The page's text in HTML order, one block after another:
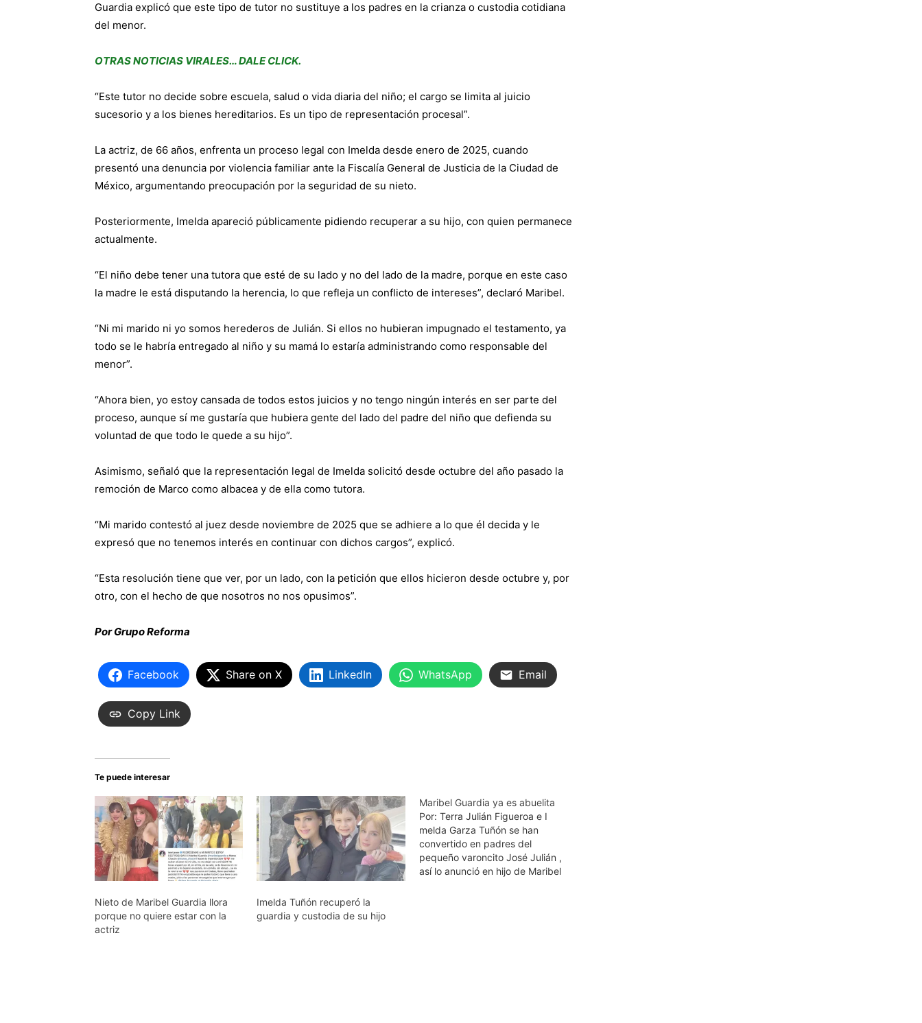
Guardia explicó que este tipo de tutor no sustituye a los padres en la crianza o custodia cotidiana
del menor.
OTRAS NOTICIAS VIRALES… DALE CLICK.
“Este tutor no decide sobre escuela, salud o vida diaria del niño; el cargo se limita al juicio
sucesorio y a los bienes hereditarios. Es un tipo de representación procesal”.
La actriz, de 66 años, enfrenta un proceso legal con Imelda desde enero de 2025, cuando
presentó una denuncia por violencia familiar ante la Fiscalía General de Justicia de la Ciudad de
México, argumentando preocupación por la seguridad de su nieto.
Posteriormente, Imelda apareció públicamente pidiendo recuperar a su hijo, con quien permanece
actualmente.
“El niño debe tener una tutora que esté de su lado y no del lado de la madre, porque en este caso
la madre le está disputando la herencia, lo que refleja un conflicto de intereses”, declaró Maribel.
“Ni mi marido ni yo somos herederos de Julián. Si ellos no hubieran impugnado el testamento, ya
todo se le habría entregado al niño y su mamá lo estaría administrando como responsable del
menor”.
“Ahora bien, yo estoy cansada de todos estos juicios y no tengo ningún interés en ser parte del
proceso, aunque sí me gustaría que hubiera gente del lado del padre del niño que defienda su
voluntad de que todo le quede a su hijo”.
Asimismo, señaló que la representación legal de Imelda solicitó desde octubre del año pasado la
remoción de Marco como albacea y de ella como tutora.
“Mi marido contestó al juez desde noviembre de 2025 que se adhiere a lo que él decida y le
expresó que no tenemos interés en continuar con dichos cargos”, explicó.
“Esta resolución tiene que ver, por un lado, con la petición que ellos hicieron desde octubre y, por
otro, con el hecho de que nosotros no nos opusimos”.
Por Grupo Reforma
Facebook Share on X LinkedIn WhatsApp Email
Copy Link
Te puede interesar
Nieto de Maribel Guardia llora
porque no quiere estar con la
actriz
Imelda Tuñón recuperó la
guardia y custodia de su hijo
Maribel Guardia ya es abuelita
Por: Terra Julián Figueroa e I
melda Garza Tuñón se han
convertido en padres del
pequeño varoncito José Julián ,
así lo anunció en hijo de Maribel